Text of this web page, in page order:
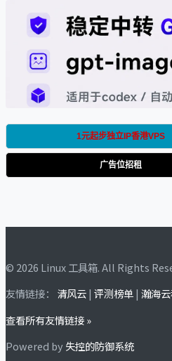
© 2026 Linux 工具箱. All Rights
友情链接： 清风云| 评测榜单| 瀚海
查看所有友情链接 »
Powered by 失控的防御系统